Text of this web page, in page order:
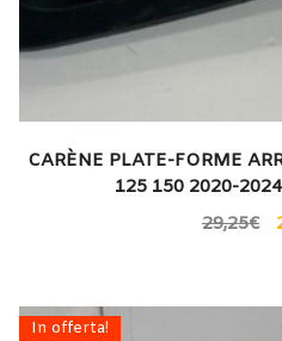
CARÈNE PLATE-FORME
125 150 2020-
29,25€
In offerta!